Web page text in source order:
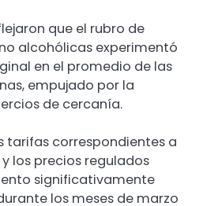
que el rubro de
alcohólicas experimentó
en el promedio de las
empujado por la
de cercanía.
tarifas correspondientes a
los precios regulados
significativamente
los meses de marzo